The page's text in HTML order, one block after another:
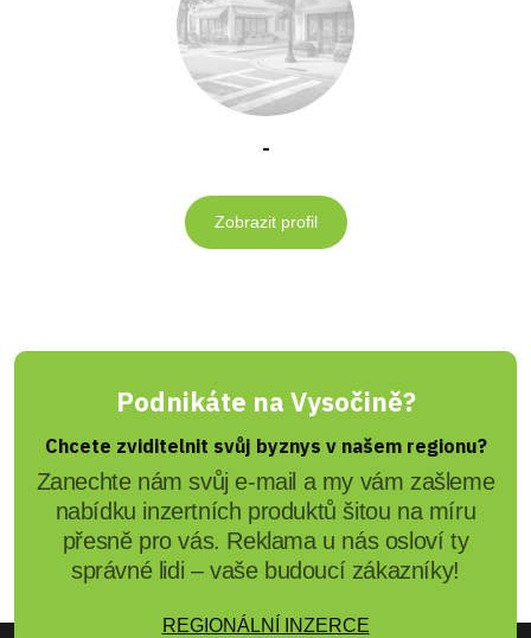
-
Zobrazit profil
Podnikáte na Vysočině?
Chcete zviditelnit svůj byznys v našem regionu?
Zanechte nám svůj e-mail a my vám zašleme
nabídku inzertních produktů šitou na míru
přesně pro vás. Reklama u nás osloví ty
správné lidi – vaše budoucí zákazníky!
REGIONÁLNÍ INZERCE